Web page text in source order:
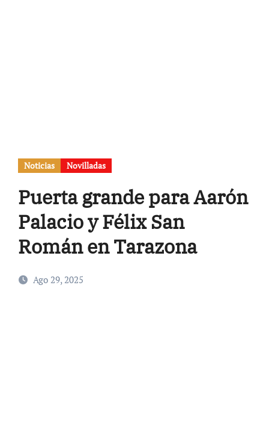
Noticias Novilladas
Puerta grande para Aarón
Palacio y Félix San
Román en Tarazona
Ago 29, 2025